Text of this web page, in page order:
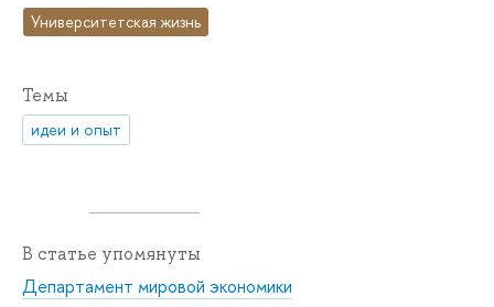
Университетская жизнь
Темы
идеи и опыт
В статье упомянуты
Департамент мировой экономики